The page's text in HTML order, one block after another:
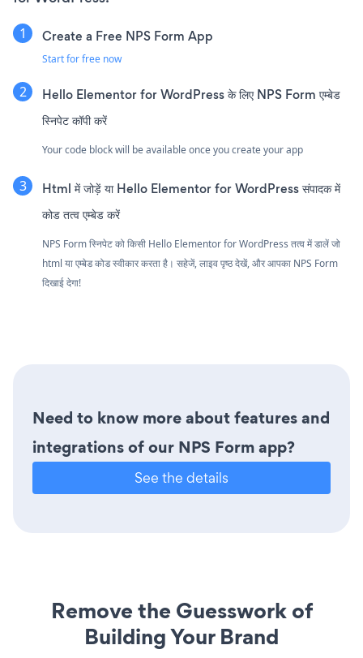
Create a Free NPS Form App
Start for free now
Hello Elementor for WordPress के लिए NPS Form एम्बेड
स्निपेट कॉपी करें
Your code block will be available once you create your app
Html में जोड़ें या Hello Elementor for WordPress संपादक में
कोड तत्व एम्बेड करें
NPS Form स्निपेट को किसी Hello Elementor for WordPress तत्व में डालें जो
html या एम्बेड कोड स्वीकार करता है। सहेजें, लाइव पृष्ठ देखें, और आपका NPS Form
दिखाई देगा!
Need to know more about features and
integrations of our NPS Form app?
See the details
Remove the Guesswork of
Building Your Brand